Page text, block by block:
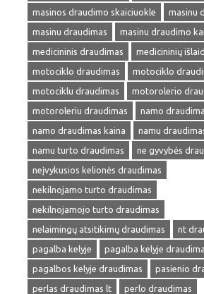
masinos draudimo skaiciuokle
masinu
masinu draudimas
masinu draudimo
medicininis draudimas
medicininių
motociklo draudimas
motociklo
motociklu draudimas
motorolerio
motoroleriu draudimas
namo
namo draudimas kaina
namu
namu turto draudimas
ne gyvybės
neįvykusios kelionės draudimas
nekilnojamo turto draudimas
nekilnojamojo turto draudimas
nelaimingų atsitikimų draudimas
nt
pagalba kelyje
pagalba kelyje
pagalbos kelyje draudimas
pasienio
perlas draudimas lt
perlo draudimas